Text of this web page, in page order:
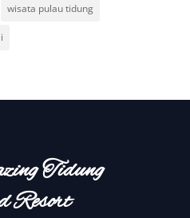
wisata pulau tidung
Tidung
Resort